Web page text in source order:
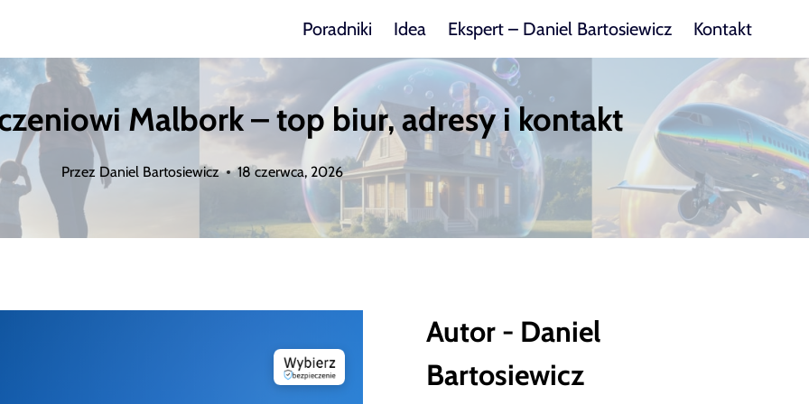
Poradniki Idea Ekspert – Daniel Bartosiewicz Kontakt
Malbork – top biur, adresy i kontakt
Przez Daniel Bartosiewicz 18 czerwca, 2026
Autor - Daniel
Bartosiewicz